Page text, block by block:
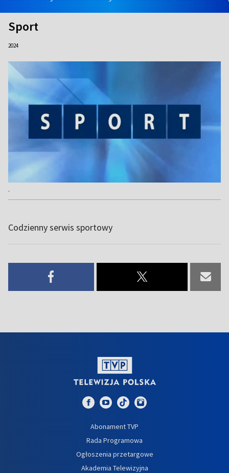
Sport
2024
.
Codzienny serwis sportowy
Abonament TVP
Rada Programowa
Ogłoszenia przetargowe
Akademia Telewizyjna